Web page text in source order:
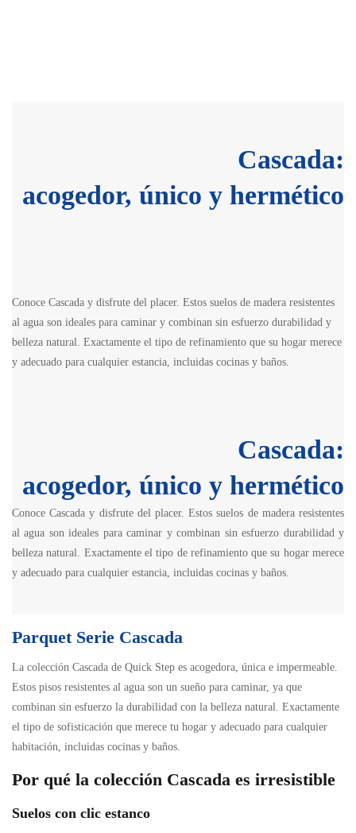
Cascada:
acogedor, único y hermético
Conoce Cascada y disfrute del placer. Estos suelos de madera resistentes
al agua son ideales para caminar y combinan sin esfuerzo durabilidad y
belleza natural. Exactamente el tipo de refinamiento que su hogar merece
y adecuado para cualquier estancia, incluidas cocinas y baños.
Cascada:
acogedor, único y hermético
Conoce Cascada y disfrute del placer. Estos suelos de madera resistentes
al agua son ideales para caminar y combinan sin esfuerzo durabilidad y
belleza natural. Exactamente el tipo de refinamiento que su hogar merece
y adecuado para cualquier estancia, incluidas cocinas y baños.
Parquet Serie Cascada
La colección Cascada de Quick Step es acogedora, única e impermeable.
Estos pisos resistentes al agua son un sueño para caminar, ya que
combinan sin esfuerzo la durabilidad con la belleza natural. Exactamente
el tipo de sofisticación que merece tu hogar y adecuado para cualquier
habitación, incluidas cocinas y baños.
Por qué la colección Cascada es irresistible
Suelos con clic estanco